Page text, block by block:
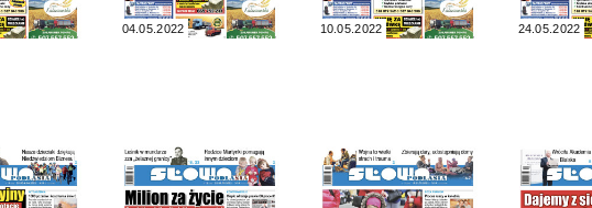
04.05.2022 10.05.2022 24.05.2022